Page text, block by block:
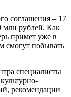
соглашения – 17
млн рублей. Как
примет уже в
смогут побывать
специалисты
рекомендации